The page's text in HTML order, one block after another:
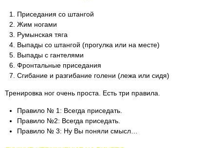
Приседания со штангой
Жим ногами
Румынская тяга
Выпады со штангой (прогулка или на месте)
Выпады с гантелями
Фронтальные приседания
Сгибание и разгибание голени (лежа или сидя)
Тренировка ног очень проста. Есть три правила.
Правило № 1: Всегда приседать.
Правило №2: Всегда приседать.
Правило № 3: Ну Вы поняли смысл…